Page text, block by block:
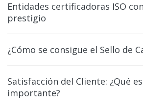
Entidades certificadoras ISO
prestigio
¿Cómo se consigue el Sello de
Satisfacción del Cliente: ¿Qué
importante?